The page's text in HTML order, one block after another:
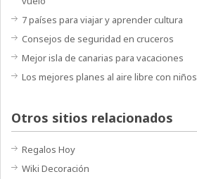
7 países para viajar y aprender cultura
Consejos de seguridad en cruceros
Mejor isla de canarias para vacaciones
Los mejores planes al aire libre con niños
Otros sitios relacionados
Regalos Hoy
Wiki Decoración